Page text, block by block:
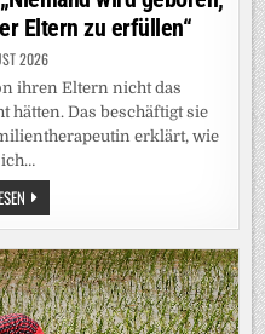
Eltern zu erfüllen“
2026
ihren Eltern nicht das
hätten. Das beschäftigt sie
erklärt, wie
BEZIEHUNG
ZU
DEN
ELTERN:
„NIEMAND
WIRD
GEBOREN,
UM
DIE